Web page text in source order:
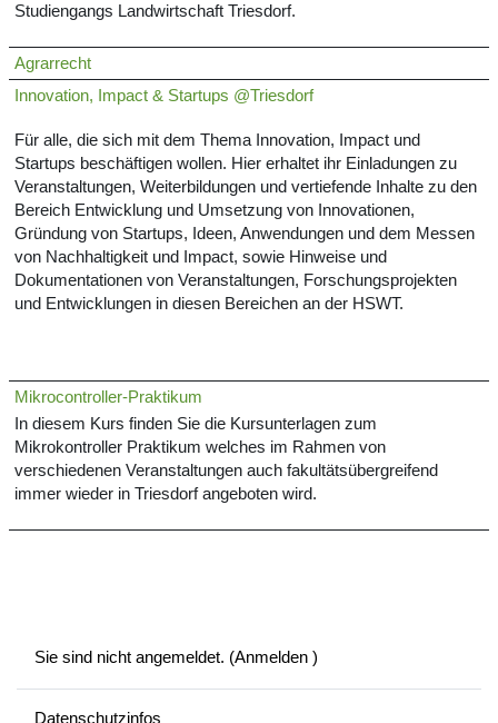
Studiengangs Landwirtschaft Triesdorf.
Agrarrecht
Innovation, Impact & Startups @Triesdorf
Für alle, die sich mit dem Thema Innovation, Impact und
Startups beschäftigen wollen. Hier erhaltet ihr Einladungen zu
Veranstaltungen, Weiterbildungen und vertiefende Inhalte zu den
Bereich Entwicklung und Umsetzung von Innovationen,
Gründung von Startups, Ideen, Anwendungen und dem Messen
von Nachhaltigkeit und Impact, sowie Hinweise und
Dokumentationen von Veranstaltungen, Forschungsprojekten
und Entwicklungen in diesen Bereichen an der HSWT.
Mikrocontroller-Praktikum
In diesem Kurs finden Sie die Kursunterlagen zum
Mikrokontroller Praktikum welches im Rahmen von
verschiedenen Veranstaltungen auch fakultätsübergreifend
immer wieder in Triesdorf angeboten wird.
Sie sind nicht angemeldet. (Anmelden )
Datenschutzinfos